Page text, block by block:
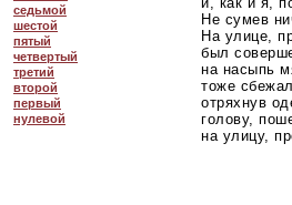
седьмой
шестой
пятый
четвертый
третий
второй
первый
нулевой
Не сумев
На улице,
был
на насыпь
тоже
отряхнув
голову,
на улицу,